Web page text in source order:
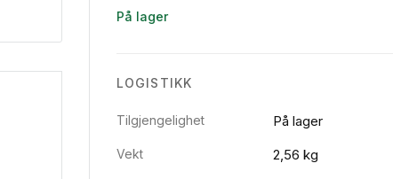
På lager
LOGISTIKK
Tilgjengelighet På lager
Vekt 2,56 kg